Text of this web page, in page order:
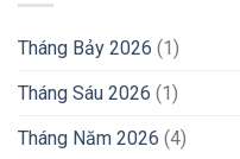
Tháng Bảy 2026 (1)
Tháng Sáu 2026 (1)
Tháng Năm 2026 (4)